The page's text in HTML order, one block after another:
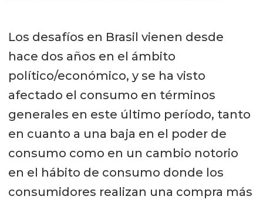
Los desafíos en Brasil vienen desde
hace dos años en el ámbito
político/económico, y se ha visto
afectado el consumo en términos
generales en este último período, tanto
en cuanto a una baja en el poder de
consumo como en un cambio notorio
en el hábito de consumo donde los
consumidores realizan una compra más